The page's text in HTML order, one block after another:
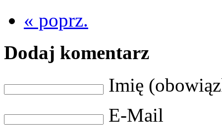
« poprz.
Dodaj komentarz
Imię
E-Mail